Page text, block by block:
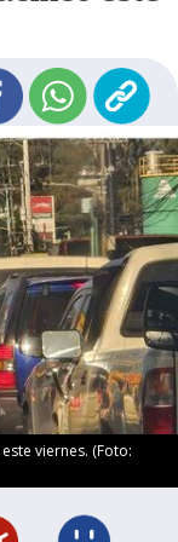
viernes. (Foto: